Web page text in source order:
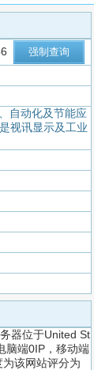
自动化及节能应
视讯显示及工业
务器位于United St
脑端0IP，移动端
该网站评分为